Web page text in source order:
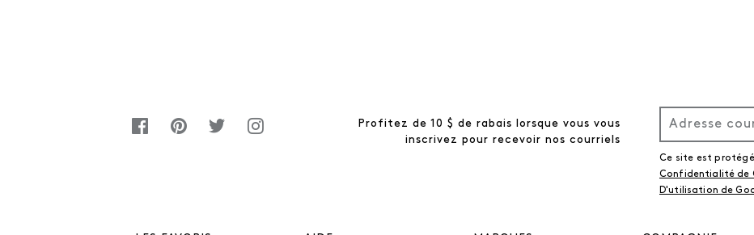
Profitez de 10 $ de rabais lorsque vous vous
inscrivez pour recevoir nos courriels
Ce site est protégé
Confidentialité de
D'utilisation de